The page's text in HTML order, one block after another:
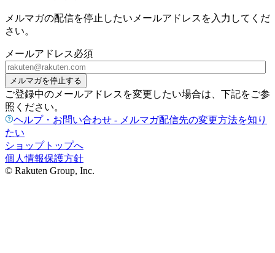
メルマガの配信を停止したいメールアドレスを入力してくだ
さい。
メールアドレス必須
メルマガを停止する
ご登録中のメールアドレスを変更したい場合は、下記をご参
照ください。
ヘルプ・お問い合わせ - メルマガ配信先の変更方法を知り
たい
ショップトップへ
個人情報保護方針
© Rakuten Group, Inc.